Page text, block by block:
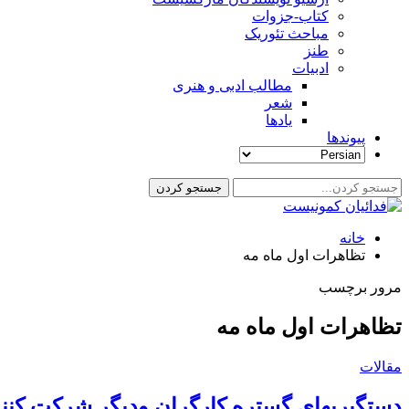
کتاب-جزوات
مباحث تئوریک
طنز
ادبیات
مطالب ادبی و هنری
شعر
یادها
پیوندها
خانه
تظاهرات اول ماه مه
مرور برچسب
تظاهرات اول ماه مه
مقالات